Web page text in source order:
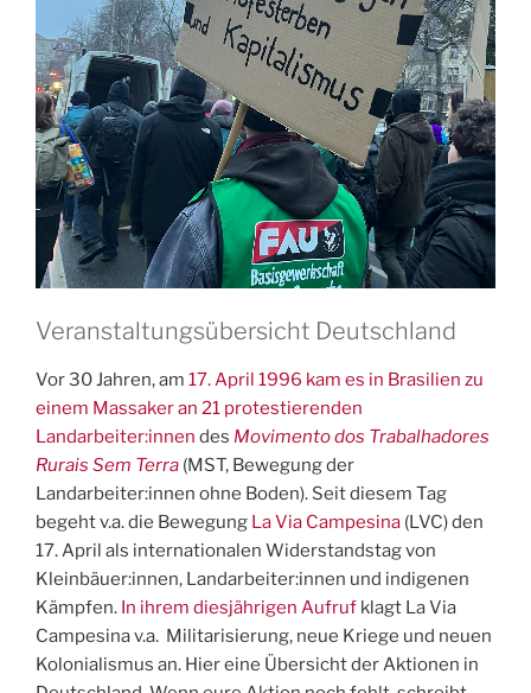
Veranstaltungsübersicht Deutschland
Vor 30 Jahren, am 17. April 1996 kam es in Brasilien zu
einem Massaker an 21 protestierenden
Landarbeiter:innen des Movimento dos Trabalhadores
Rurais Sem Terra (MST, Bewegung der
Landarbeiter:innen ohne Boden). Seit diesem Tag
begeht v.a. die Bewegung La Via Campesina (LVC) den
17. April als internationalen Widerstandstag von
Kleinbäuer:innen, Landarbeiter:innen und indigenen
Kämpfen. In ihrem diesjährigen Aufruf klagt La Via
Campesina v.a. Militarisierung, neue Kriege und neuen
Kolonialismus an. Hier eine Übersicht der Aktionen in